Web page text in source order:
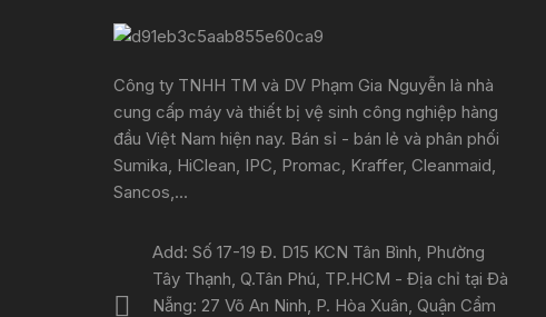
Công ty TNHH TM và DV Phạm Gia Nguyễn là nhà
cung cấp máy và thiết bị vệ sinh công nghiệp hàng
đầu Việt Nam hiện nay. Bán sỉ - bán lẻ và phân phối
Sumika, HiClean, IPC, Promac, Kraffer, Cleanmaid,
Sancos,...
Add: Số 17-19 Đ. D15 KCN Tân Bình, Phường
Tây Thạnh, Q.Tân Phú, TP.HCM - Địa chỉ tại Đà
Nẵng: 27 Võ An Ninh, P. Hòa Xuân, Quận Cẩm